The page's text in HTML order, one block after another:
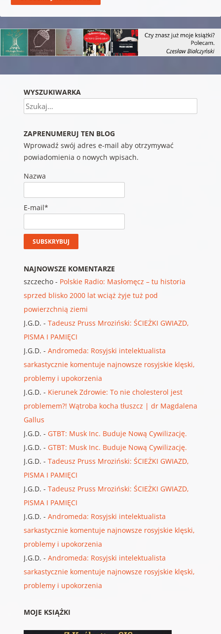
WYSZUKIWARKA
Szukaj
ZAPRENUMERUJ TEN BLOG
Wprowadź swój adres e-mail aby otrzymywać
powiadomienia o nowych wpisach.
Nazwa
E-mail*
NAJNOWSZE KOMENTARZE
szczecho- Polskie Radio: Masłomęcz – tu historia
sprzed blisko 2000 lat wciąż żyje tuż pod
powierzchnią ziemi
J.G.D. - Tadeusz Pruss Mroziński: ŚCIEŻKI GWIAZD,
PISMA I PAMIĘCI
J.G.D. - Andromeda: Rosyjski intelektualista
sarkastycznie komentuje najnowsze rosyjskie klęski,
problemy i upokorzenia
J.G.D. - Kierunek Zdrowie: To nie cholesterol jest
problemem?! Wątroba kocha tłuszcz | dr Magdalena
Gallus
J.G.D. - GTBT: Musk Inc. Buduje Nową Cywilizację.
J.G.D. - GTBT: Musk Inc. Buduje Nową Cywilizację.
J.G.D. - Tadeusz Pruss Mroziński: ŚCIEŻKI GWIAZD,
PISMA I PAMIĘCI
J.G.D. - Tadeusz Pruss Mroziński: ŚCIEŻKI GWIAZD,
PISMA I PAMIĘCI
J.G.D. - Andromeda: Rosyjski intelektualista
sarkastycznie komentuje najnowsze rosyjskie klęski,
problemy i upokorzenia
J.G.D. - Andromeda: Rosyjski intelektualista
sarkastycznie komentuje najnowsze rosyjskie klęski,
problemy i upokorzenia
MOJE KSIĄŻKI